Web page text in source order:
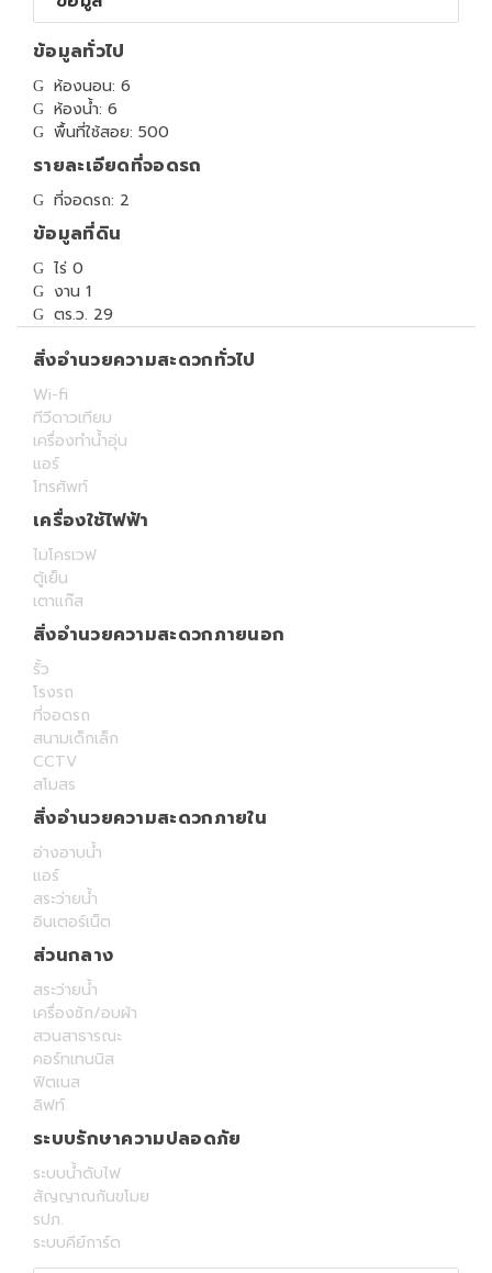
ข้อมูลทั่วไป
ห้องนอน: 6
ห้องน้ำ: 6
พื้นที่ใช้สอย: 500
รายละเอียดที่จอดรถ
ที่จอดรถ: 2
ข้อมูลที่ดิน
ไร่ 0
งาน 1
ตร.ว. 29
สิ่งอำนวยความสะดวกทั่วไป
Wi-fi
ทีวีดาวเทียม
เครื่องทำน้ำอุ่น
แอร์
โทรศัพท์
เครื่องใช้ไฟฟ้า
ไมโครเวฟ
ตู้เย็น
เตาแก๊ส
สิ่งอำนวยความสะดวกภายนอก
รั้ว
โรงรถ
ที่จอดรถ
สนามเด็กเล็ก
CCTV
สโมสร
สิ่งอำนวยความสะดวกภายใน
อ่างอาบน้ำ
แอร์
สระว่ายน้ำ
อินเตอร์เน็ต
ส่วนกลาง
สระว่ายน้ำ
เครื่องซัก/อบผ้า
สวนสาธารณะ
คอร์ทเทนนิส
ฟิตเนส
ลิฟท์
ระบบรักษาความปลอดภัย
ระบบน้ำดับไฟ
สัญญาณกันขโมย
รปภ.
ระบบคีย์การ์ด